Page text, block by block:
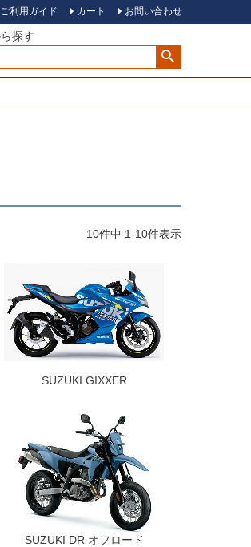
ご利用ガイド カート お問い合わせ
探す
10件中 1-10件表示
SUZUKI GIXXER
SUZUKI DR オフロード